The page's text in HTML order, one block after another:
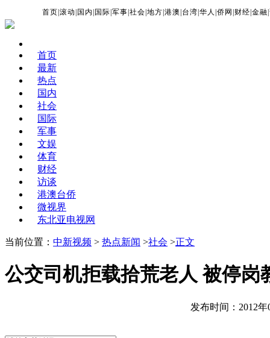
首页 |滚动 国内 国际 |军事 |社会 |地方 |港澳 台湾 |华人 |侨网 财经 |金融 |
首页
最新
热点
国内
社会
国际
军事
文娱
体育
财经
访谈
港澳台侨
微视界
东北亚电视网
当前位置： 中新视频 > 热点新闻 >社会 >正文
公交司机拒载拾荒老人 被停岗
发布时间：2012年